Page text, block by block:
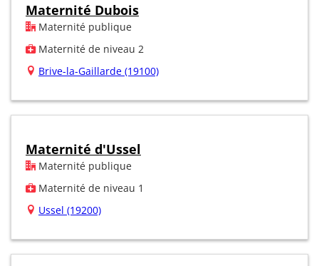
Maternité Dubois
Maternité publique
Maternité de niveau 2
Brive-la-Gaillarde (19100)
Maternité d'Ussel
Maternité publique
Maternité de niveau 1
Ussel (19200)